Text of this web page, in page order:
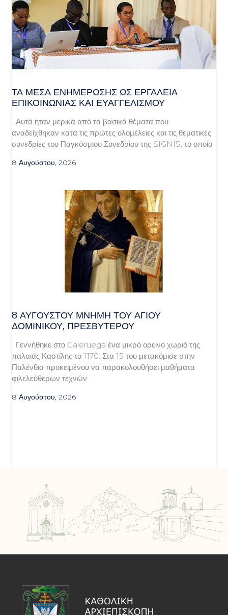
ΤΑ ΜΈΣΑ ΕΝΗΜΈΡΩΣΗΣ ΩΣ ΕΡΓΑΛΕΊΑ
ΕΠΙΚΟΙΝΩΝΊΑΣ ΚΑΙ ΕΥΑΓΓΕΛΙΣΜΟΎ
Αυτά ήταν μερικά από τα βασικά θέματα που
αναδείχθηκαν κατά τις πρώτες ολομέλειες και τις θεματικές
συνεδρίες του Παγκόσμιου Συνεδρίου της SIGNIS, το οποίο
8 Αυγούστου, 2026
8 ΑΥΓΟΥΣΤΟΥ ΜΝΗΜΗ ΤΟΥ ΑΓΙΟΥ
ΔΟΜΙΝΙΚΟΥ, ΠΡΕΣΒΥΤΕΡΟΥ
Γεννήθηκε στο Caleruega ένα μικρό ορεινό χωριό της
παλαιάς Καστίλης το 1170. Στα 15 του μετακόμισε στην
Παλένθια προκειμένου να παρακολουθήσει μαθήματα
φιλελεύθερων τεχνών
8 Αυγούστου, 2026